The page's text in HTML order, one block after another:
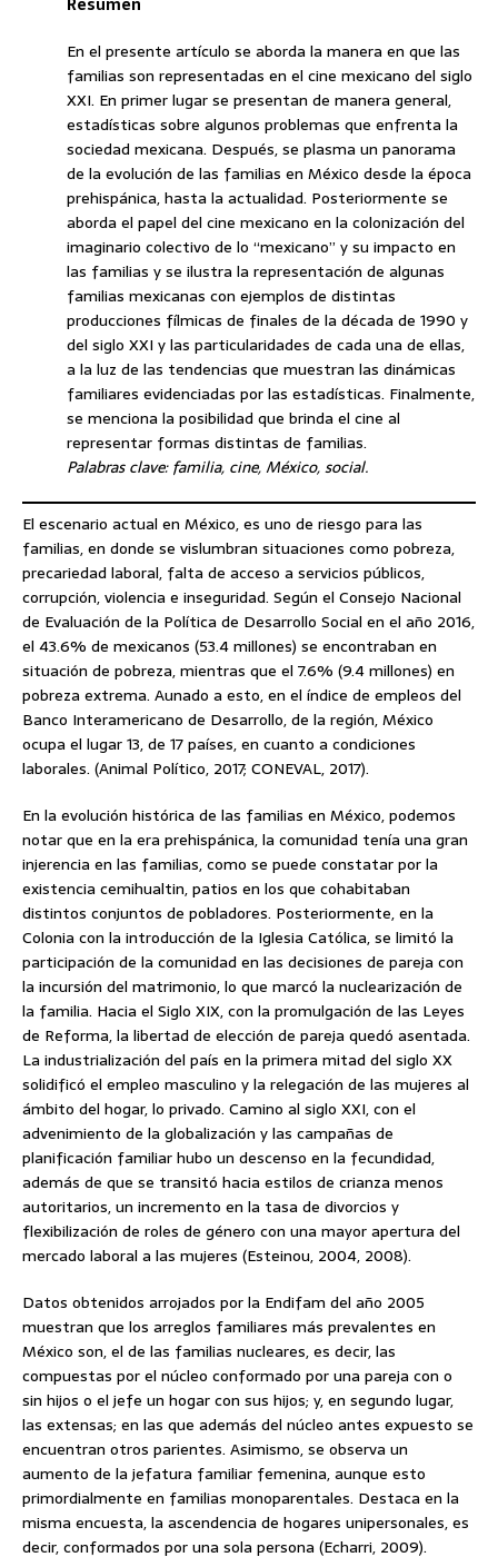
En el presente artículo se aborda la manera en que las
familias son representadas en el cine mexicano del siglo
XXI. En primer lugar se presentan de manera general,
estadísticas sobre algunos problemas que enfrenta la
sociedad mexicana. Después, se plasma un panorama
de la evolución de las familias en México desde la época
prehispánica, hasta la actualidad. Posteriormente se
aborda el papel del cine mexicano en la colonización del
imaginario colectivo de lo “mexicano” y su impacto en
las familias y se ilustra la representación de algunas
familias mexicanas con ejemplos de distintas
producciones fílmicas de finales de la década de 1990 y
del siglo XXI y las particularidades de cada una de ellas,
a la luz de las tendencias que muestran las dinámicas
familiares evidenciadas por las estadísticas. Finalmente,
se menciona la posibilidad que brinda el cine al
representar formas distintas de familias.
Palabras clave: familia, cine, México, social.
El escenario actual en México, es uno de riesgo para las
familias, en donde se vislumbran situaciones como pobreza,
precariedad laboral, falta de acceso a servicios públicos,
corrupción, violencia e inseguridad. Según el Consejo Nacional
de Evaluación de la Política de Desarrollo Social en el año 2016,
el 43.6% de mexicanos (53.4 millones) se encontraban en
situación de pobreza, mientras que el 7.6% (9.4 millones) en
pobreza extrema. Aunado a esto, en el índice de empleos del
Banco Interamericano de Desarrollo, de la región, México
ocupa el lugar 13, de 17 países, en cuanto a condiciones
laborales. (Animal Político, 2017; CONEVAL, 2017).
En la evolución histórica de las familias en México, podemos
notar que en la era prehispánica, la comunidad tenía una gran
injerencia en las familias, como se puede constatar por la
existencia cemihualtin, patios en los que cohabitaban
distintos conjuntos de pobladores. Posteriormente, en la
Colonia con la introducción de la Iglesia Católica, se limitó la
participación de la comunidad en las decisiones de pareja con
la incursión del matrimonio, lo que marcó la nuclearización de
la familia. Hacia el Siglo XIX, con la promulgación de las Leyes
de Reforma, la libertad de elección de pareja quedó asentada.
La industrialización del país en la primera mitad del siglo XX
solidificó el empleo masculino y la relegación de las mujeres al
ámbito del hogar, lo privado. Camino al siglo XXI, con el
advenimiento de la globalización y las campañas de
planificación familiar hubo un descenso en la fecundidad,
además de que se transitó hacia estilos de crianza menos
autoritarios, un incremento en la tasa de divorcios y
flexibilización de roles de género con una mayor apertura del
mercado laboral a las mujeres (Esteinou, 2004, 2008).
Datos obtenidos arrojados por la Endifam del año 2005
muestran que los arreglos familiares más prevalentes en
México son, el de las familias nucleares, es decir, las
compuestas por el núcleo conformado por una pareja con o
sin hijos o el jefe un hogar con sus hijos; y, en segundo lugar,
las extensas; en las que además del núcleo antes expuesto se
encuentran otros parientes. Asimismo, se observa un
aumento de la jefatura familiar femenina, aunque esto
primordialmente en familias monoparentales. Destaca en la
misma encuesta, la ascendencia de hogares unipersonales, es
decir, conformados por una sola persona (Echarri, 2009).